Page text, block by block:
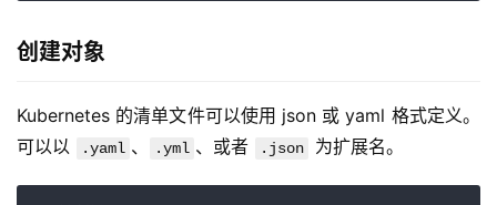
创建对象
Kubernetes 的清单文件可以使用 json 或 yaml 格式定义。
可以以
.yaml 、 .yml 、或者 .json 为扩展名。